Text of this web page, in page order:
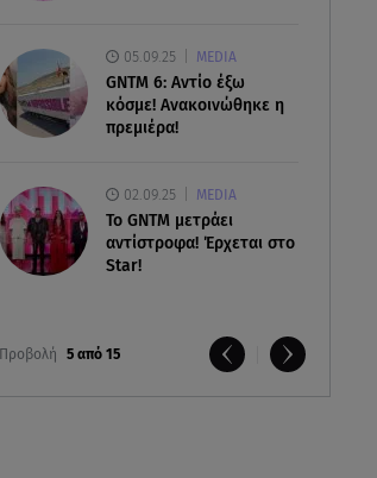
05.09.25 MEDIA
GNTM 6: Αντίο έξω
κόσμε! Ανακοινώθηκε η
πρεμιέρα!
02.09.25 MEDIA
Το GNTM μετράει
αντίστροφα! Έρχεται στο
Star!
Προβολή 5 από 15